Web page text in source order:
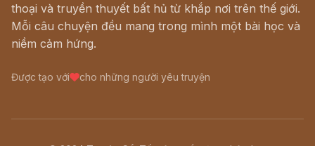
thoại và truyền thuyết bất hủ từ khắp nơi trên thế giới.
Mỗi câu chuyện đều mang trong mình một bài học và
niềm cảm hứng.
Được tạo với cho những người yêu truyện